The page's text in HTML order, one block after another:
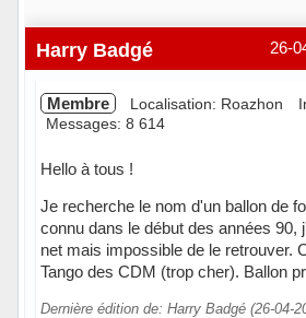
26-
Harry Badgé
Membre Localisation: Roazhon
Messages: 8 614
Hello à tous !
Je recherche le nom d'un ballon de
connu dans le début des années 90,
net mais impossible de le retrouver.
Tango des CDM (trop cher). Ballon
Dernière édition de: Harry Badgé (26-04-